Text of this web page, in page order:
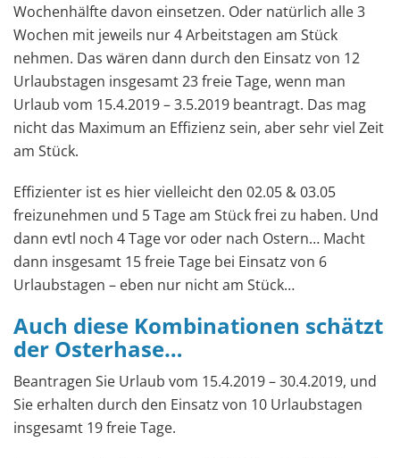
Wochenhälfte davon einsetzen. Oder natürlich alle 3
Wochen mit jeweils nur 4 Arbeitstagen am Stück
nehmen. Das wären dann durch den Einsatz von 12
Urlaubstagen insgesamt 23 freie Tage, wenn man
Urlaub vom 15.4.2019 – 3.5.2019 beantragt. Das mag
nicht das Maximum an Effizienz sein, aber sehr viel Zeit
am Stück.
Effizienter ist es hier vielleicht den 02.05 & 03.05
freizunehmen und 5 Tage am Stück frei zu haben. Und
dann evtl noch 4 Tage vor oder nach Ostern… Macht
dann insgesamt 15 freie Tage bei Einsatz von 6
Urlaubstagen – eben nur nicht am Stück…
Auch diese Kombinationen schätzt
der Osterhase…
Beantragen Sie Urlaub vom 15.4.2019 – 30.4.2019, und
Sie erhalten durch den Einsatz von 10 Urlaubstagen
insgesamt 19 freie Tage.